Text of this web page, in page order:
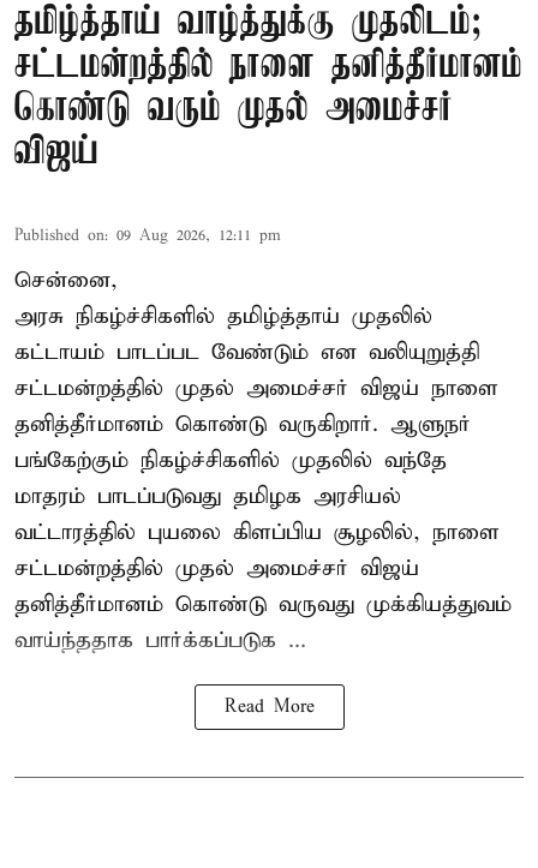
தமிழ்த்தாய் வாழ்த்துக்கு முதலிடம்;
சட்டமன்றத்தில் நாளை தனித்தீர்மானம்
கொண்டு வரும் முதல் அமைச்சர்
விஜய்
Published on: 09 Aug 2026, 12:11 pm
சென்னை,
அரசு நிகழ்ச்சிகளில் தமிழ்த்தாய் முதலில்
கட்டாயம் பாடப்பட வேண்டும் என வலியுறுத்தி
சட்டமன்றத்தில் முதல் அமைச்சர் விஜய் நாளை
தனித்தீர்மானம் கொண்டு வருகிறார். ஆளுநர்
பங்கேற்கும் நிகழ்ச்சிகளில் முதலில் வந்தே
மாதரம் பாடப்படுவது தமிழக அரசியல்
வட்டாரத்தில் புயலை கிளப்பிய சூழலில், நாளை
சட்டமன்றத்தில் முதல் அமைச்சர் விஜய்
தனித்தீர்மானம் கொண்டு வருவது முக்கியத்துவம்
வாய்ந்ததாக பார்க்கப்படுக ...
Read More